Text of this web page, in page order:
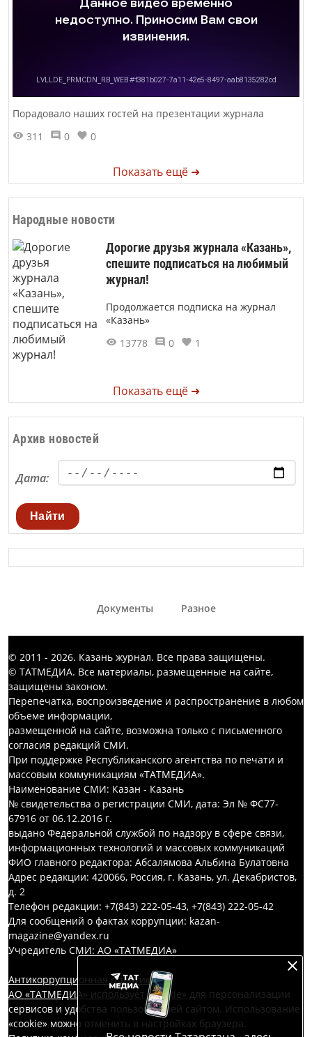
Порадовало наших гостей на презентации журнала
311
0 0
Показать ещё ➜
Народные новости
Дорогие друзья журнала «Казань»,
спешите подписаться на любимый
журнал!
Продолжается подписка на журнал
«Казань»
13778
0 1
Показать ещё ➜
Архив новостей
Дата:
Найти
Документы Разное
© 2011 - 2026. Казань журнал. Все права защищены.
© ТАТМЕДИА. Все материалы, размещенные на сайте,
защищены законом.
Перепечатка, воспроизведение и распространение в любом
объеме информации,
размещенной на сайте, возможна только с письменного
согласия редакций СМИ.
При поддержке Республиканского агентства по печати и
массовым коммуникациям «ТАТМЕДИА».
Наименование СМИ: Казан - Казань
№ свидетельства о регистрации СМИ, дата: Эл № ФС77-
67916 от 06.12.2016 г.
выдано Федеральной службой по надзору в сфере связи,
информационных технологий и массовых коммуникаций
ФИО главного редактора: Абсалямова Альбина Булатовна
Адрес редакции: 420066, Россия, г. Казань, ул. Декабристов,
д. 2
Телефон редакции: +7(843) 222-05-43, +7(843) 222-05-42
Для сообщений о фактах коррупции: kazan-
magazine@yandex.ru
Учредитель СМИ: АО «ТАТМЕДИА»
Антикоррупционная политика
АО «ТАТМЕДИА» использует «cookie» для персонализации
сервисов и удобства пользователей сайтом. Использование
«cookie» можно отменить в настройках браузера.